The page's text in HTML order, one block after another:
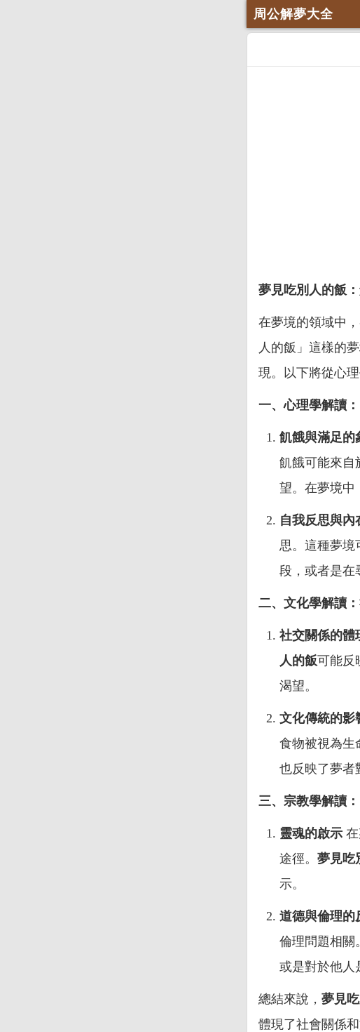
周公解夢大全
夢見吃別人的飯
在夢境的領域中
人的飯」這樣的
現。以下將從心
一、心理學解讀
飢餓與滿足的
飢餓可能來自
望。在夢境中
自我反思與內
思。這種夢境
段，或者是在
二、文化學解讀
社交關係的體
人的飯可能反
渴望。
文化傳統的影
食物被視為生
也反映了夢者
三、宗教學解讀
靈魂的啟示
途徑。 夢見吃
示。
道德與倫理的
倫理問題相關
或是對於他人
總結來說， 夢見
體現了社會關係